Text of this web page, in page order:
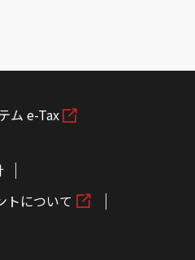
ム e-Tax
トについて